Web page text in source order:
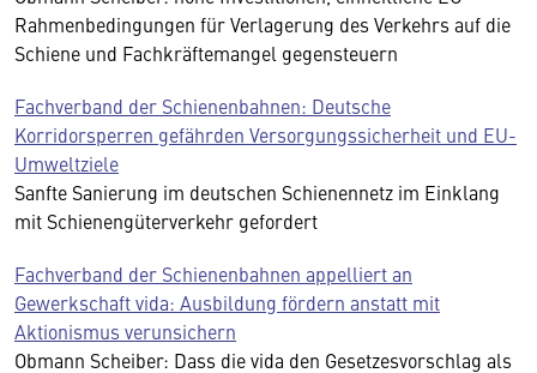
Rahmenbedingungen für Verlagerung des Verkehrs auf die
Schiene und Fachkräftemangel gegensteuern
Fachverband der Schienenbahnen: Deutsche
Korridorsperren gefährden Versorgungssicherheit und EU-
Umweltziele
Sanfte Sanierung im deutschen Schienennetz im Einklang
mit Schienengüterverkehr gefordert
Fachverband der Schienenbahnen appelliert an
Gewerkschaft vida: Ausbildung fördern anstatt mit
Aktionismus verunsichern
Obmann Scheiber: Dass die vida den Gesetzesvorschlag als